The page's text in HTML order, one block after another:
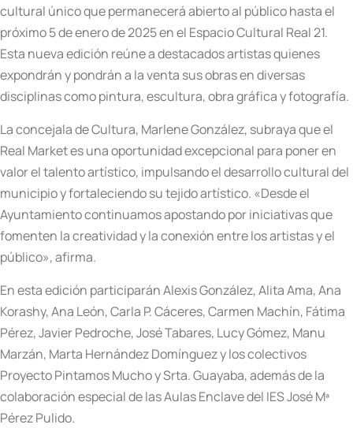
cultural único que permanecerá abierto al público hasta el
próximo 5 de enero de 2025 en el Espacio Cultural Real 21.
Esta nueva edición reúne a destacados artistas quienes
expondrán y pondrán a la venta sus obras en diversas
disciplinas como pintura, escultura, obra gráfica y fotografía.
La concejala de Cultura, Marlene González, subraya que el
Real Market es una oportunidad excepcional para poner en
valor el talento artístico, impulsando el desarrollo cultural del
municipio y fortaleciendo su tejido artístico. «Desde el
Ayuntamiento continuamos apostando por iniciativas que
fomenten la creatividad y la conexión entre los artistas y el
público», afirma.
En esta edición participarán Alexis González, Alita Ama, Ana
Korashy, Ana León, Carla P. Cáceres, Carmen Machín, Fátima
Pérez, Javier Pedroche, José Tabares, Lucy Gómez, Manu
Marzán, Marta Hernández Domínguez y los colectivos
Proyecto Pintamos Mucho y Srta. Guayaba, además de la
colaboración especial de las Aulas Enclave del IES José Mª
Pérez Pulido.